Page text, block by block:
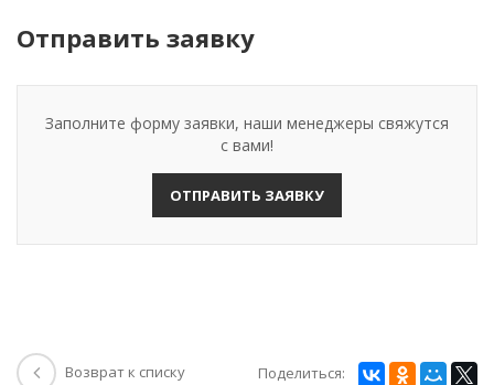
Отправить заявку
Заполните форму заявки, наши менеджеры свяжутся
с вами!
ОТПРАВИТЬ ЗАЯВКУ
Возврат к списку Поделиться: